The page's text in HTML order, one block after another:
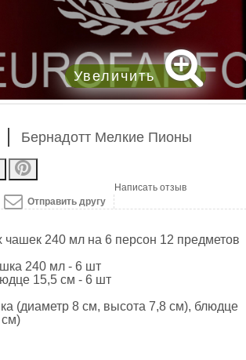
Увеличить
Бернадотт Мелкие Пионы
Отправить другу
Написать отзыв
чашек 240 мл на 6 персон 12 предметов
240 мл - 6 шт
15,5 см - 6 шт
(диаметр 8 см, высота 7,8 см), блюдце
см)